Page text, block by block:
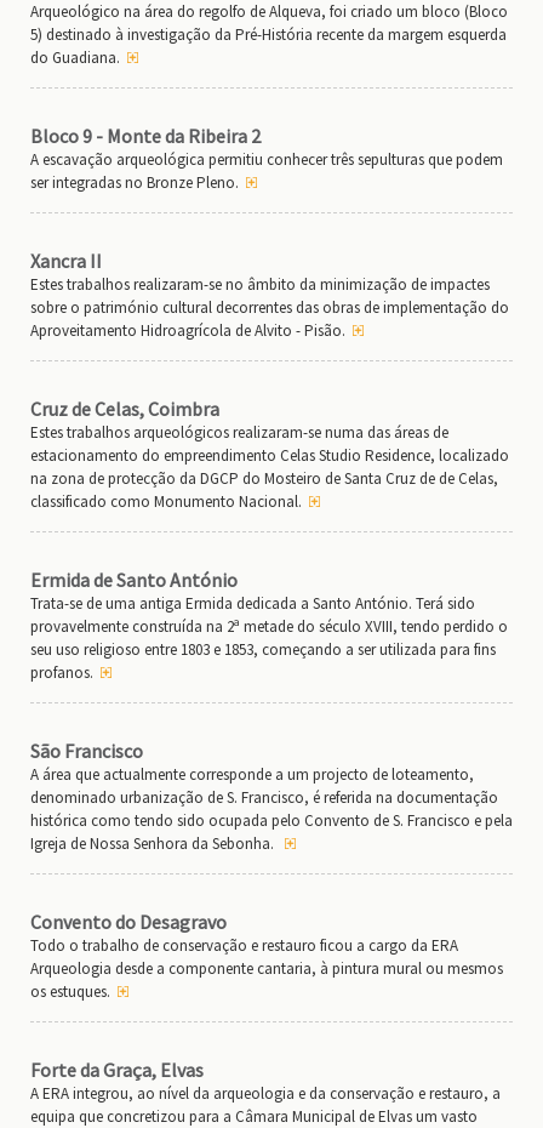
Arqueológico na área do regolfo de Alqueva, foi criado um bloco (Bloco
5) destinado à investigação da Pré-História recente da margem esquerda
do Guadiana.
Bloco 9 - Monte da Ribeira 2
A escavação arqueológica permitiu conhecer três sepulturas que podem
ser integradas no Bronze Pleno.
Xancra II
Estes trabalhos realizaram-se no âmbito da minimização de impactes
sobre o património cultural decorrentes das obras de implementação do
Aproveitamento Hidroagrícola de Alvito - Pisão.
Cruz de Celas, Coimbra
Estes trabalhos arqueológicos realizaram-se numa das áreas de
estacionamento do empreendimento Celas Studio Residence, localizado
na zona de protecção da DGCP do Mosteiro de Santa Cruz de de Celas,
classificado como Monumento Nacional.
Ermida de Santo António
Trata-se de uma antiga Ermida dedicada a Santo António. Terá sido
provavelmente construída na 2ª metade do século XVIII, tendo perdido o
seu uso religioso entre 1803 e 1853, começando a ser utilizada para fins
profanos.
São Francisco
A área que actualmente corresponde a um projecto de loteamento,
denominado urbanização de S. Francisco, é referida na documentação
histórica como tendo sido ocupada pelo Convento de S. Francisco e pela
Igreja de Nossa Senhora da Sebonha.
Convento do Desagravo
Todo o trabalho de conservação e restauro ficou a cargo da ERA
Arqueologia desde a componente cantaria, à pintura mural ou mesmos
os estuques.
Forte da Graça, Elvas
A ERA integrou, ao nível da arqueologia e da conservação e restauro, a
equipa que concretizou para a Câmara Municipal de Elvas um vasto